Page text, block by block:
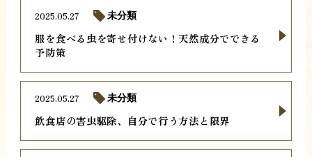
服を食べる虫を寄せ付けない！天然成分でできる
予防策
2025.05.27 未分類
飲食店の害虫駆除、自分で行う方法と限界
2025.05.27 未分類